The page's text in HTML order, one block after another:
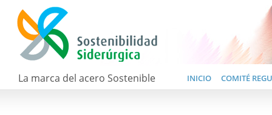
La marca del acero Sostenible INICIO COMITÉ